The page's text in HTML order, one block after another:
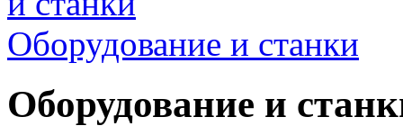
Оборудование и станки
Оборудование и